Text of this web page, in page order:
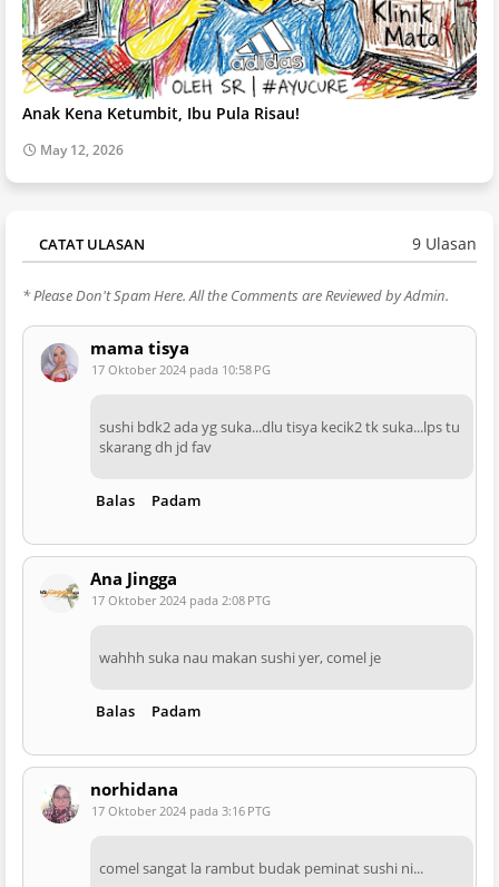
Anak Kena Ketumbit, Ibu Pula Risau!
May 12, 2026
CATAT ULASAN 9 Ulasan
* Please Don't Spam Here. All the Comments are Reviewed by Admin.
mama tisya
17 Oktober 2024 pada 10:58 PG
sushi bdk2 ada yg suka...dlu tisya kecik2 tk suka...lps tu
skarang dh jd fav
Balas Padam
Ana Jingga
17 Oktober 2024 pada 2:08 PTG
wahhh suka nau makan sushi yer, comel je
Balas Padam
norhidana
17 Oktober 2024 pada 3:16 PTG
comel sangat la rambut budak peminat sushi ni...